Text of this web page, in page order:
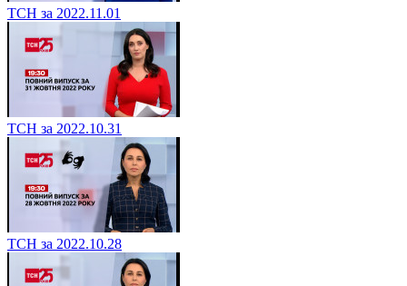
ТСН за 2022.11.01
ТСН за 2022.10.31
ТСН за 2022.10.28